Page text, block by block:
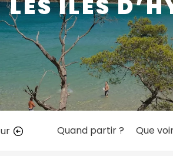
LES ÎLES
Quand partir ? Que
par mois
Février Mars Avril Mai
Novembre Décembre